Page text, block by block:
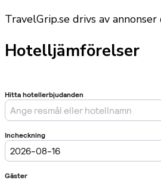
TravelGrip.se drivs av
Hotelljämförelser